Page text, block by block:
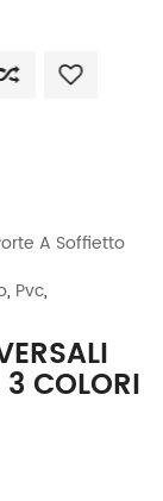
A Soffietto
, Pvc,
COLORI